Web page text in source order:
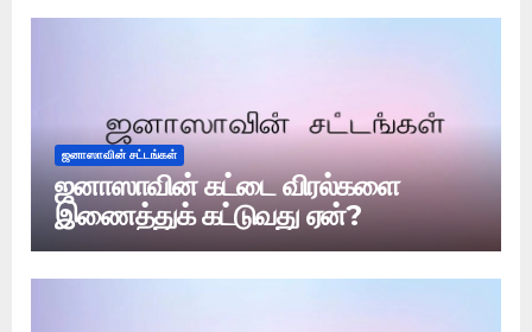
ஜனாஸாவின் சட்டங்கள்
ஜனாஸாவின் கட்டை விரல்களை
இணைத்துக் கட்டுவது ஏன்?